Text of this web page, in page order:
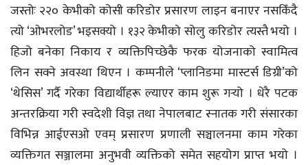
जस्तोः २२० केभीको कोसी करिडोर प्रसारण लाइन बनाएर नसकिँदै
त्यो ‘ओभरलोड’ भइसक्यो । १३२ केभीको सोलु करिडोर त्यस्तै भयो ।
हिजो बनेका निकाय र व्यक्तिपिच्छेकै फरक योजनाको स्वामित्व
लिन सक्ने अवस्था थिएन । कम्पनीले ‘प्लानिङमा मास्टर्स डिग्री’को
‘थेसिस’ गर्दै गरेका विद्यार्थीहरू ल्याएर काम शुरू गर्‍यो । धेरै पटक
अन्तरक्रिया गरी स्वदेशी विज्ञ तथा नेपालबाट स्नातक गरी संसारका
विभिन्न आईएसओ एवम् प्रसारण प्रणाली सञ्चालनमा काम गरेका
व्यक्तिगत सञ्जालमा अनुभवी व्यक्तिको समेत सहयोग प्राप्त भयो ।